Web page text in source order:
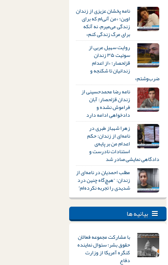
نامه پخشان عزیزی از زندان
اوین؛ «من آنی‌ام که برای
زندگی می‌میرم، نه آنکه
برای مرگ زندگی کنم»
روایت سهیل عربی از
سوئیت ۳۵ زندان
قزلحصار؛ «از اعدام
زندانیان تا شکنجه و
ضرب‌وشتم»
نامه رضا محمدحسینی از
زندان قزلحصار: آبان
فراموش نشده و
دادخواهی ادامه دارد
زهرا شهباز طبری در
نامه‌ای از زندان: حکم
اعدام من بر پایه‌ی
استنادات نادرست و
دادگاهی نمایشی صادر شد
مطلب احمدیان در نامه‌ای از
زندان: “هیچ‌گاه چنین درد
شدیدی را تجربه نکرده‌ام”
بیانیه ها
با مشارکت مجموعه فعالان
حقوق بشر؛ سئوال نماینده
کنگره آمریکا از وزارت
دفاع